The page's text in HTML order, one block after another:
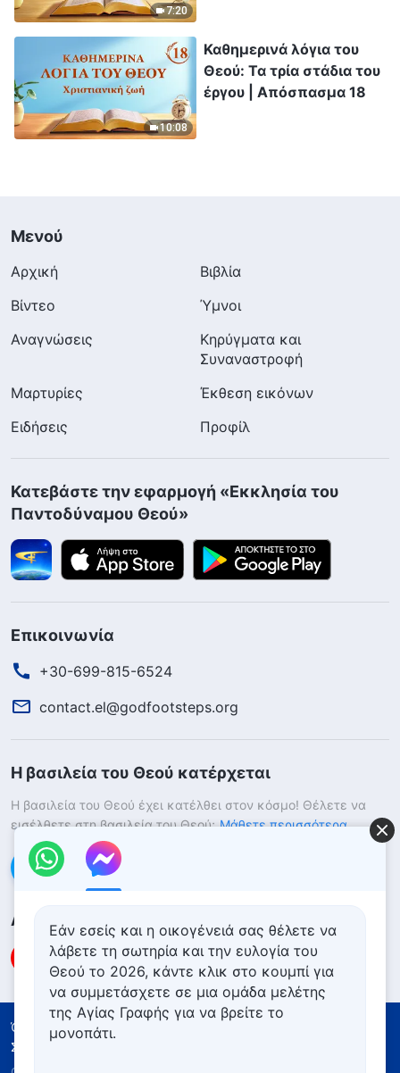
7:20
10:08
Καθημερινά λόγια του
Θεού: Τα τρία στάδια του
έργου | Απόσπασμα 18
Μενού
Αρχική
Βιβλία
Βίντεο
Ύμνοι
Αναγνώσεις
Κηρύγματα και
Συναναστροφή
Μαρτυρίες
Έκθεση εικόνων
Ειδήσεις
Προφίλ
Κατεβάστε την εφαρμογή «Εκκλησία του
Παντοδύναμου Θεού»
Επικοινωνία
+30-699-815-6524
contact.el@godfootsteps.org
Η βασιλεία του Θεού κατέρχεται
Η βασιλεία του Θεού έχει κατέλθει στον κόσμο! Θέλετε να
εισέλθετε στη βασιλεία του Θεού; Μάθετε περισσότερα
Επικοινωνήστε μαζί μας μέσω Messenger
Ακολουθήστε μας
Όροι Χρήσης
Πολιτική απορρήτου
Συντελεστές
Εάν εσείς και η οικογένειά σας θέλετε να
λάβετε τη σωτηρία και την ευλογία του
Θεού το 2026, κάντε κλικ στο κουμπί για
να συμμετάσχετε σε μια ομάδα μελέτης
της Αγίας Γραφής για να βρείτε το
μονοπάτι.